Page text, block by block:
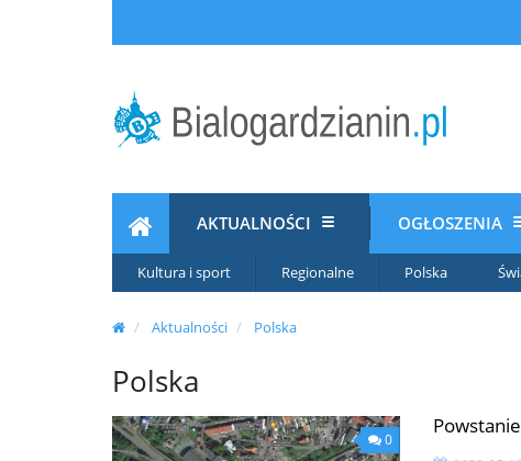
AKTUALNOŚCI
Kultura i sport Regionalne Polska
OGŁOSZENIA
Aktualności Polska
Polska
0